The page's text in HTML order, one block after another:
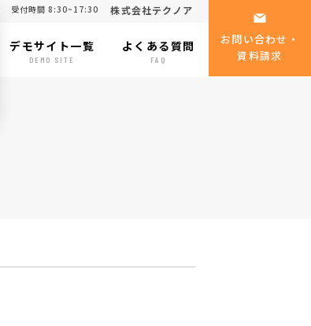
受付時間 8:30~17:30 株式会社テクノア
お問い合わせ・
資料請求
デモサイト一覧
DEMO SITE
よくある質問
FAQ